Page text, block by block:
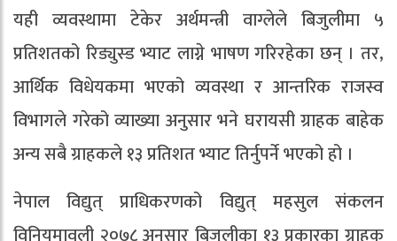
यही व्यवस्थामा टेकेर अर्थमन्त्री वाग्लेले बिजुलीमा ५
प्रतिशतको रिड्युस्ड भ्याट लाग्ने भाषण गरिरहेका छन् । तर,
आर्थिक विधेयकमा भएको व्यवस्था र आन्तरिक राजस्व
विभागले गरेको व्याख्या अनुसार भने घरायसी ग्राहक बाहेक
अन्य सबै ग्राहकले १३ प्रतिशत भ्याट तिर्नुपर्ने भएको हो ।
नेपाल विद्युत् प्राधिकरणको विद्युत् महसुल संकलन